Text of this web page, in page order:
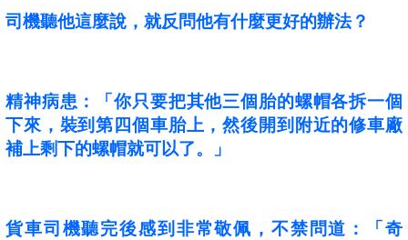
司機聽他這麼說，就反問他有什麼更好的辦法？
精神病患：「你只要把其他三個胎的螺帽各拆一個
下來，裝到第四個車胎上，然後開到附近的修車廠
補上剩下的螺帽就可以了。」
貨車司機聽完後感到非常敬佩，不禁問道：「奇